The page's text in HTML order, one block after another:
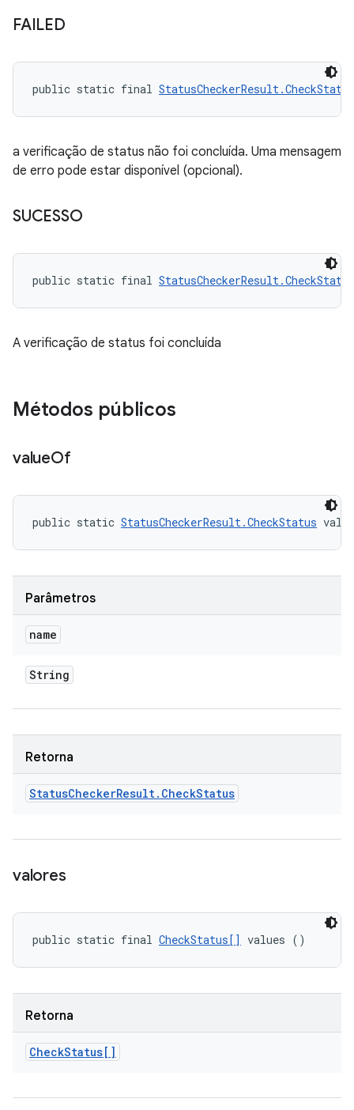
FAILED
public static final StatusCheckerResult.CheckStatus
a verificação de status não foi concluída. Uma mensagem
de erro pode estar disponível (opcional).
SUCESSO
public static final StatusCheckerResult.CheckStatus
A verificação de status foi concluída
Métodos públicos
valueOf
public static StatusCheckerResult.CheckStatus
Parâmetros
name
String
Retorna
StatusCheckerResult. CheckStatus
valores
public static final CheckStatus[] values ()
Retorna
CheckStatus[]